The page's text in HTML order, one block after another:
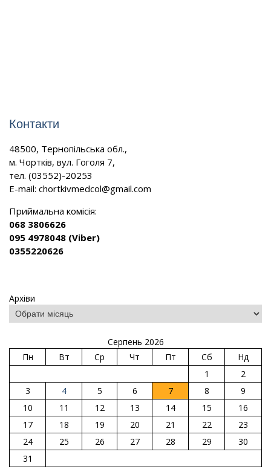
Контакти
48500, Тернопільська обл.,
м. Чортків, вул. Гоголя 7,
тел. (03552)-20253
E-mail: chortkivmedcol@gmail.com
Приймальна комісія:
068 3806626
095 4978048 (Viber)
0355220626
Архіви
Серпень 2026
Пн
Вт Ср Чт Пт Сб
Нд
1
2
3
4 5 6 7 8
9
10
11 12 13 14 15
16
17
18 19 20 21 22
23
24
25 26 27 28 29
30
31